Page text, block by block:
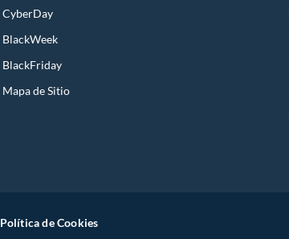
CyberDay
BlackWeek
BlackFriday
Mapa de Sitio
Política de Cookies